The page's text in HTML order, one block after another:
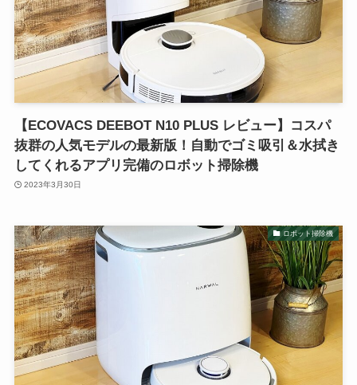
【ECOVACS DEEBOT N10 PLUS レビュー】コスパ
抜群の人気モデルの最新版！自動でゴミ吸引＆水拭き
してくれるアプリ完備のロボット掃除機
2023年3月30日
ロボット掃除機